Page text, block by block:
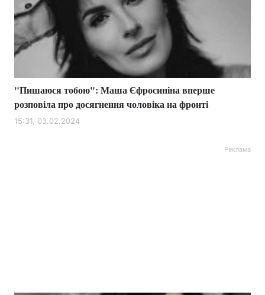
"Пишаюся тобою": Маша Єфросиніна вперше
розповіла про досягнення чоловіка на фронті
15:31, 03.02.2024
Реклама